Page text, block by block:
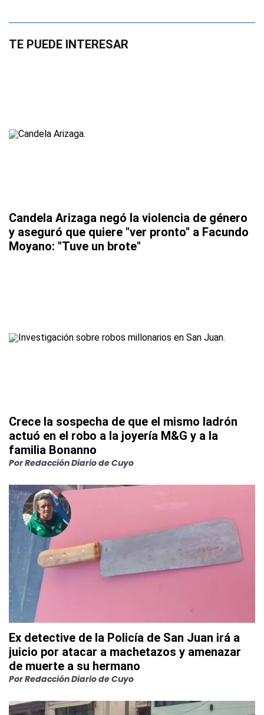
TE PUEDE INTERESAR
Candela Arizaga negó la violencia de género
y aseguró que quiere "ver pronto" a Facundo
Moyano: "Tuve un brote"
Crece la sospecha de que el mismo ladrón
actuó en el robo a la joyería M&G y a la
familia Bonanno
PorRedacción Diario de Cuyo
Ex detective de la Policía de San Juan irá a
juicio por atacar a machetazos y amenazar
de muerte a su hermano
PorRedacción Diario de Cuyo